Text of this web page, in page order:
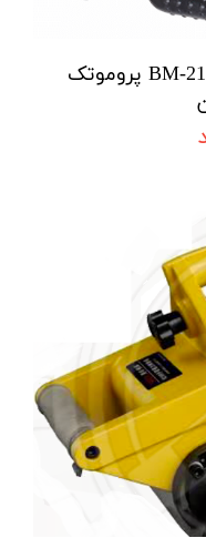
پخ زن پرتابل لوله و ورق مدل BM-21 پروموتک